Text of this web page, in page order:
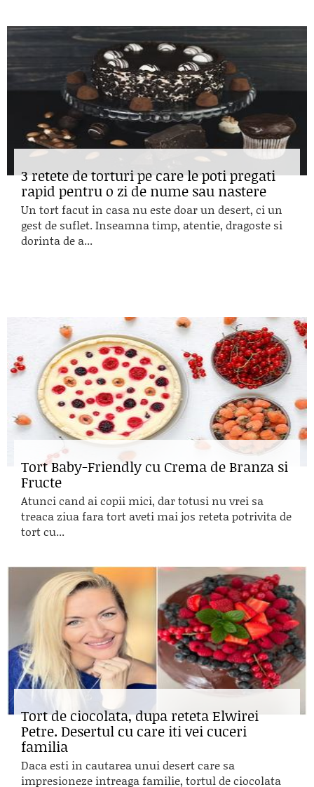
3 retete de torturi pe care le poti pregati
rapid pentru o zi de nume sau nastere
Un tort facut in casa nu este doar un desert, ci un
gest de suflet. Inseamna timp, atentie, dragoste si
dorinta de a...
Tort Baby-Friendly cu Crema de Branza si
Fructe
Atunci cand ai copii mici, dar totusi nu vrei sa
treaca ziua fara tort aveti mai jos reteta potrivita de
tort cu...
Tort de ciocolata, dupa reteta Elwirei
Petre. Desertul cu care iti vei cuceri
familia
Daca esti in cautarea unui desert care sa
impresioneze intreaga familie, tortul de ciocolata